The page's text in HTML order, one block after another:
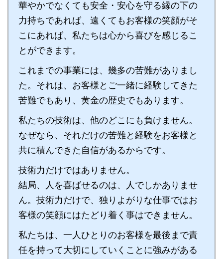
華やかでなくても安全・安心を守る縁の下の
力持ちであれば、遠くてもお客様の笑顔がそ
こにあれば、私たちは心から喜びを感じるこ
とができます。
これまでの事業には、幾多の苦難がありまし
た。それは、お客様とご一緒に経験してきた
苦難でもあり、黄金の歴史でもあります。
私たちの技術は、他のどこにも負けません。
なぜなら、それだけの苦難と経験をお客様と
共に積んできた自信があるからです。
技術力だけではありません。
結局、人を喜ばせるのは、人でしかありませ
ん。技術力だけで、独りよがりな仕事ではお
客様の笑顔にはたどり着く事はできません。
私たちは、一人ひとりのお客様を最後まで責
任を持って大切にしていくことに強みがある